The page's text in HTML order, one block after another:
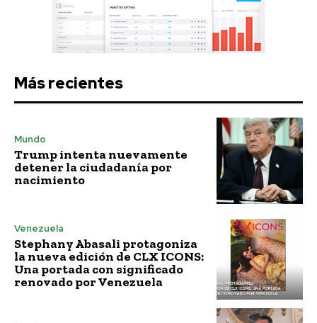
Más recientes
Mundo
Trump intenta nuevamente
detener la ciudadanía por
nacimiento
Venezuela
Stephany Abasali protagoniza
la nueva edición de CLX ICONS:
Una portada con significado
renovado por Venezuela